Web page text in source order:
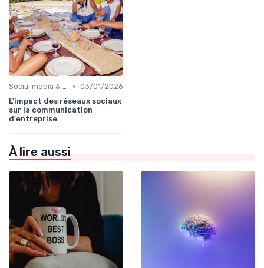
Social media & e-réputation • 03/01/2026
L'impact des réseaux sociaux
sur la communication
d'entreprise
À lire aussi